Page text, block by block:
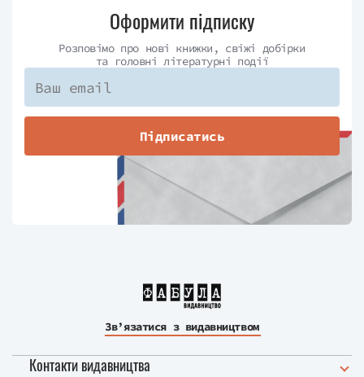
Оформити підписку
Розповімо про нові книжки, свіжі добірки
та головні літературні події
Підписатись
Зв’язатися з видавництвом
Контакти видавництва